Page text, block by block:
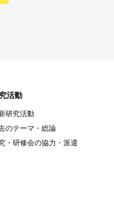
活動
研究活動
のテーマ・総論
・研修会の協力・派遣